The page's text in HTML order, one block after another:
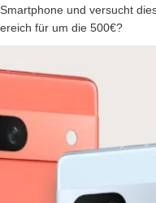
und versucht
für um die 500€?